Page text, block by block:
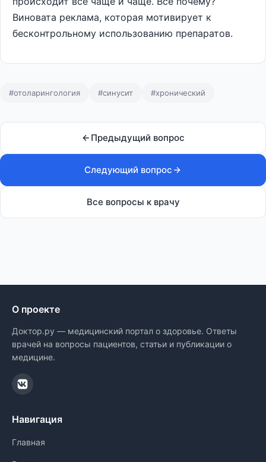
Виновата реклама, которая мотивирует к
бесконтрольному использованию препаратов.
#отоларингология #синусит #хронический
Предыдущий вопрос
Следующий вопрос
Все вопросы к врачу
О проекте
Доктор.ру — медицинский портал о здоровье. Ответы
врачей на вопросы пациентов, статьи и публикации о
медицине.
Навигация
Главная